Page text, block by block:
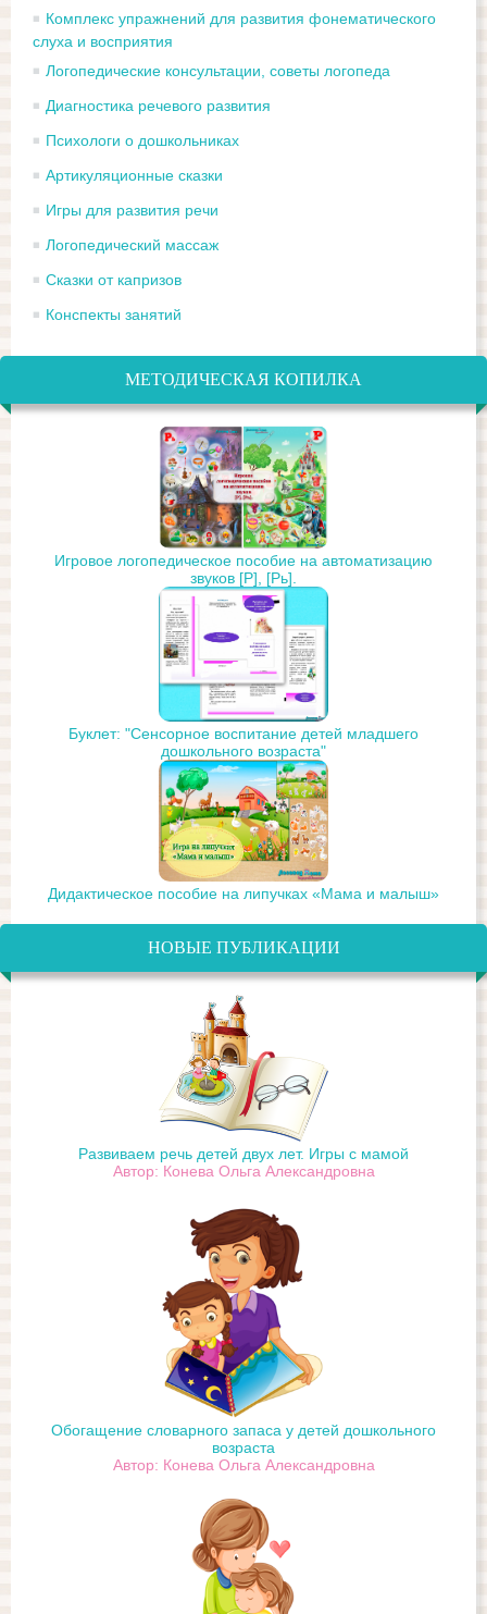
Комплекс упражнений для развития фонематического
слуха и восприятия
Логопедические консультации, советы логопеда
Диагностика речевого развития
Психологи о дошкольниках
Артикуляционные сказки
Игры для развития речи
Логопедический массаж
Сказки от капризов
Конспекты занятий
МЕТОДИЧЕСКАЯ КОПИЛКА
Игровое логопедическое пособие на автоматизацию
звуков [Р], [Рь].
Буклет: "Сенсорное воспитание детей младшего
дошкольного возраста"
Дидактическое пособие на липучках «Мама и малыш»
НОВЫЕ ПУБЛИКАЦИИ
Развиваем речь детей двух лет. Игры с мамой
Автор: Конева Ольга Александровна
Обогащение словарного запаса у детей дошкольного
возраста
Автор: Конева Ольга Александровна